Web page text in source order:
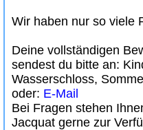
Wir haben nur so viele
Deine vollständigen
sendest du bitte an:
Wasserschloss,
oder: E-Mail
Bei Fragen stehen
Jacquat gerne zur